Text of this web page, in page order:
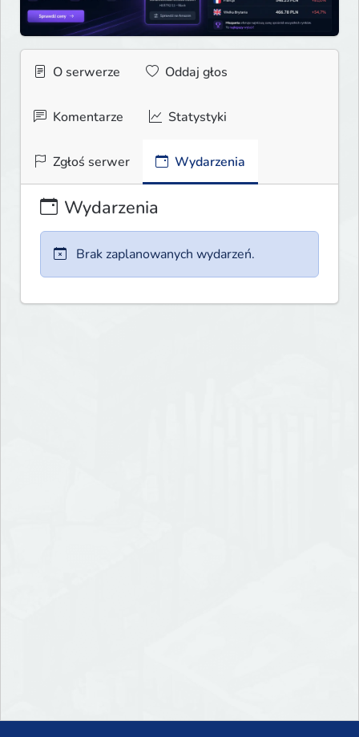
O serwerze Oddaj głos
Komentarze Statystyki
Zgłoś serwer Wydarzenia
Wydarzenia
Brak zaplanowanych wydarzeń.